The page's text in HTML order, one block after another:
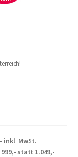
inkl. MwSt.
999,- statt 1.049,-